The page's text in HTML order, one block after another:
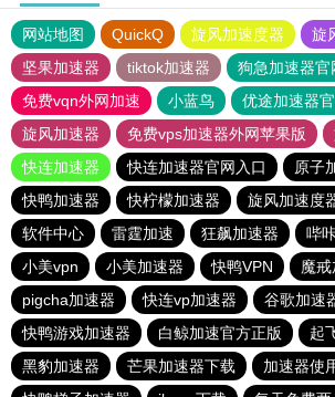
网站地图 QuickQ 旋风加速度器
旋
坚果加速器
tiktok加速器
狗急加速器官
免费vqn外网加速
小蓝鸟 优途加速器
旋风加速器
免费vps加速器外网苹果版
快连加速器
快连加速器官网入口
原子
快鸭加速器
快柠檬加速器 旋风加速度
软件中心
雷霆加速 狂飙加速器 哔
小美vpn
小美加速器 快鸭VPN
魔
pigcha加速器
快连vp加速器
谷歌加速
快鸭游戏加速器
白鲸加速官方正版
起
黑豹加速器
芒果加速器下载
加速器使